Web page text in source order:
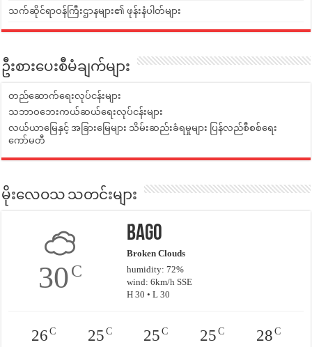
သက်ဆိုင်ရာဝန်ကြီးဌာနများ၏ ဖုန်းနံပါတ်များ
ဦးစားပေးစီမံချက်များ
တည်ဆောက်ရေးလုပ်ငန်းများ
သဘာဝဘေးကယ်ဆယ်ရေးလုပ်ငန်းများ
လယ်ယာမြေနှင့် အခြားမြေများ သိမ်းဆည်းခံရမှုများ ပြန်လည်စီစစ်ရေး
ကော်မတီ
မိုးလေဝသ သတင်းများ
30C
Bago
Broken Clouds
humidity: 72%
wind: 6km/h SSE
H 30 • L 30
26C 25C 25 C 25C 28C